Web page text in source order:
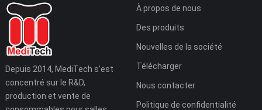
Depuis 2014, MediTech s'est
concentré sur le R&D,
production et vente de
À propos de nous
Des produits
Nouvelles de la société
Télécharger
Nous contacter
Politique de confidentialité